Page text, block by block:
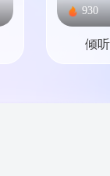
930
倾